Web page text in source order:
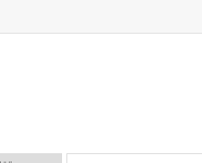
기획본부